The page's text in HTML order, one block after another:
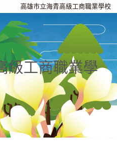
高雄市立海青高級工商職業學校
級工商職業學